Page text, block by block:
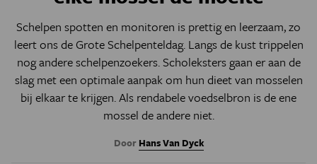
Schelpen spotten en monitoren is prettig en leerzaam, zo
leert ons de Grote Schelpenteldag. Langs de kust trippelen
nog andere schelpenzoekers. Scholeksters gaan er aan de
slag met een optimale aanpak om hun dieet van mosselen
bij elkaar te krijgen. Als rendabele voedselbron is de ene
mossel de andere niet.
Door Hans Van Dyck